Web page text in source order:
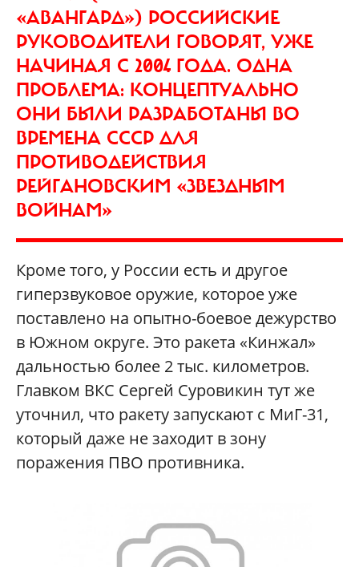
«АВАНГАРД») РОССИЙСКИЕ
РУКОВОДИТЕЛИ ГОВОРЯТ, УЖЕ
НАЧИНАЯ С 2004 ГОДА. ОДНА
ПРОБЛЕМА: КОНЦЕПТУАЛЬНО
ОНИ БЫЛИ РАЗРАБОТАНЫ ВО
ВРЕМЕНА СССР ДЛЯ
ПРОТИВОДЕЙСТВИЯ
РЕЙГАНОВСКИМ «ЗВЕЗДНЫМ
ВОЙНАМ»
Кроме того, у России есть и другое
гиперзвуковое оружие, которое уже
поставлено на опытно-боевое дежурство
в Южном округе. Это ракета «Кинжал»
дальностью более 2 тыс. километров.
Главком ВКС Сергей Суровикин тут же
уточнил, что ракету запускают с МиГ-31,
который даже не заходит в зону
поражения ПВО противника.